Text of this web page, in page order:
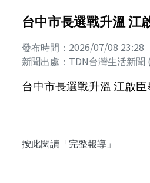
台中市長選戰升溫 江
發布時間：2026/07/08 23:28
新聞出處：TDN台灣生活新聞
台中市長選戰升溫 江啟
按此閱讀「完整報導」